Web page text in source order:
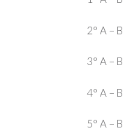
2° A – B
3° A – B
4° A – B
5° A – B